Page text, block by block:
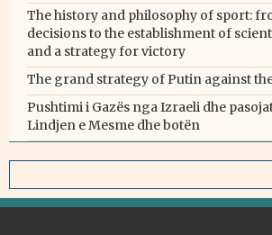
The history and philosophy of sport:
decisions to the establishment of
and a strategy for victory
The grand strategy of Putin against
Pushtimi i Gazës nga Izraeli dhe
Lindjen e Mesme dhe botën